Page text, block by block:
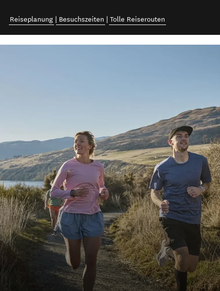
Reiseplanung Besuchszeiten Tolle Reiserouten